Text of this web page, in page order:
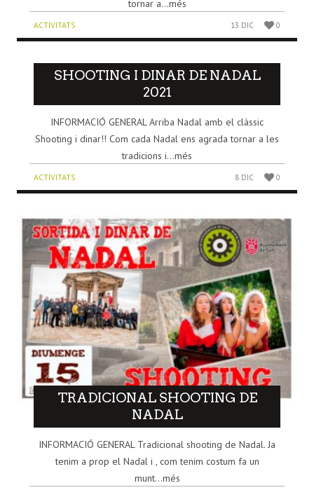
tornar a...més
ACTIVITATS 13 DIC 0
SHOOTING I DINAR DE NADAL
2021
INFORMACIÓ GENERAL Arriba Nadal amb el clàssic
Shooting i dinar!! Com cada Nadal ens agrada tornar a les
tradicions i...més
ACTIVITATS 8 DIC 0
TRADICIONAL SHOOTING DE
NADAL
INFORMACIÓ GENERAL Tradicional shooting de Nadal. Ja
tenim a prop el Nadal i , com tenim costum fa un
munt...més